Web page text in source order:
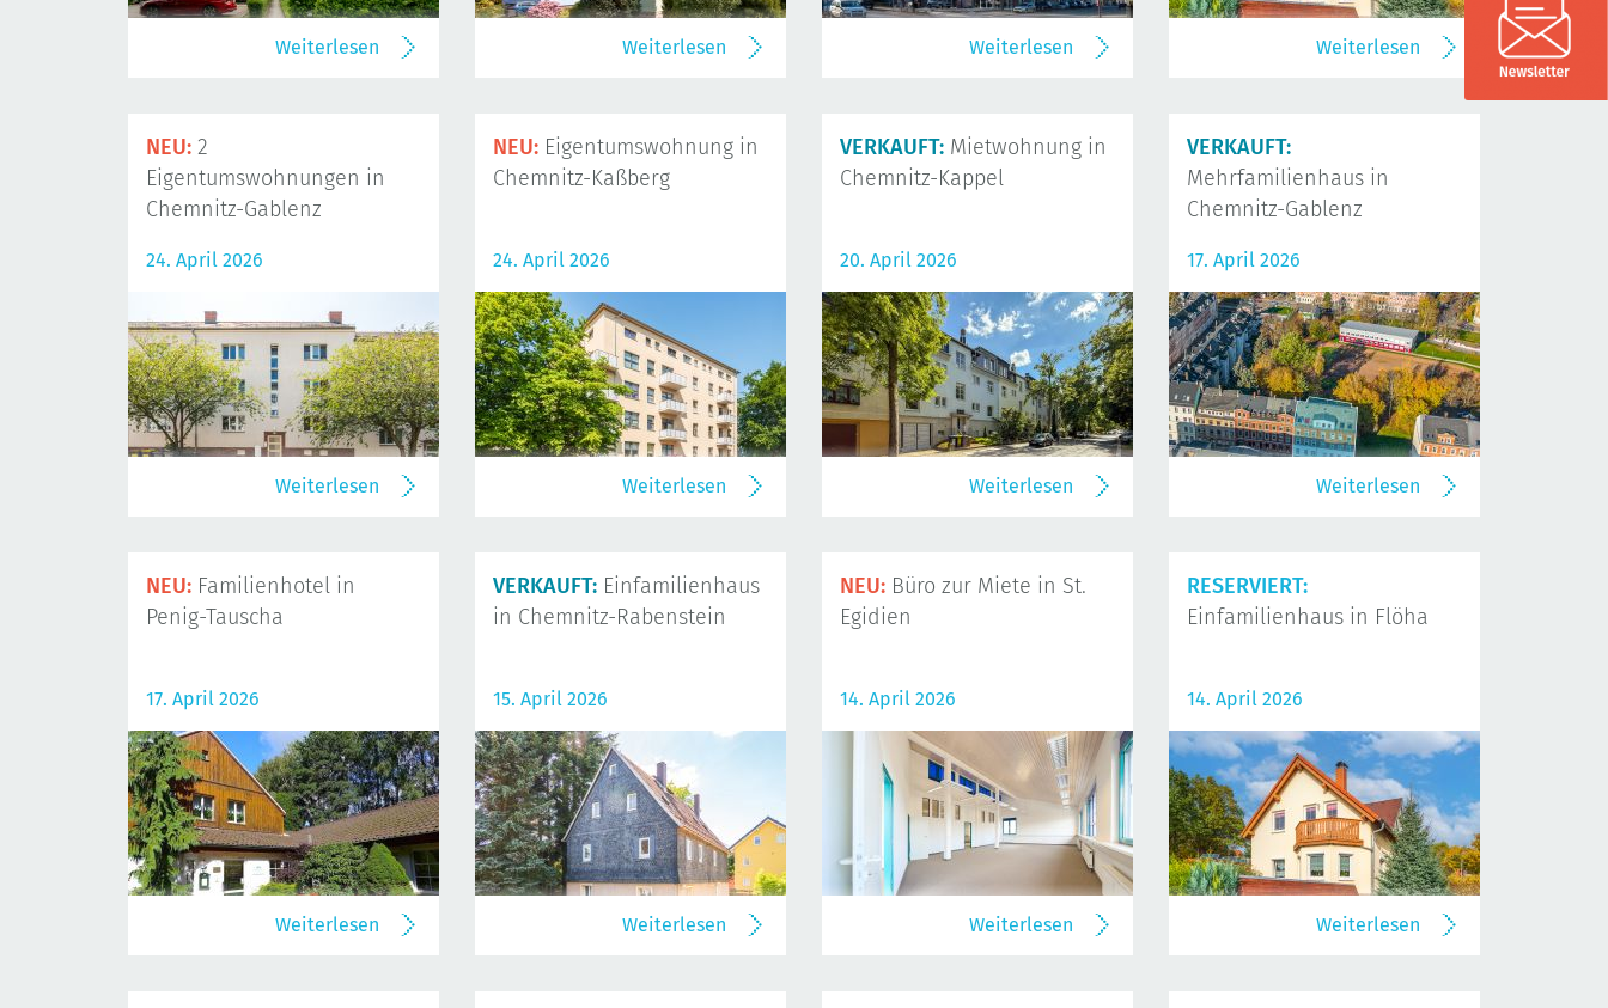
Weiterlesen Weiterlesen Weiterlesen Weiterlesen
NEU: 2
Eigentumswohnungen in
Chemnitz-Gablenz
24. April 2026
Weiterlesen
NEU: Eigentumswohnung in
Chemnitz-Kaßberg
24. April 2026
Weiterlesen
VERKAUFT: Mietwohnung in
Chemnitz-Kappel
20. April 2026
Weiterlesen
VERKAUFT:
Mehrfamilienhaus in
Chemnitz-Gablenz
17. April 2026
Weiterlesen
NEU: Familienhotel in
Penig-Tauscha
17. April 2026
Weiterlesen
VERKAUFT: Einfamilienhaus
in Chemnitz-Rabenstein
15. April 2026
Weiterlesen
NEU: Büro zur Miete in St.
Egidien
14. April 2026
Weiterlesen
RESERVIERT:
Einfamilienhaus in Flöha
14. April 2026
Weiterlesen